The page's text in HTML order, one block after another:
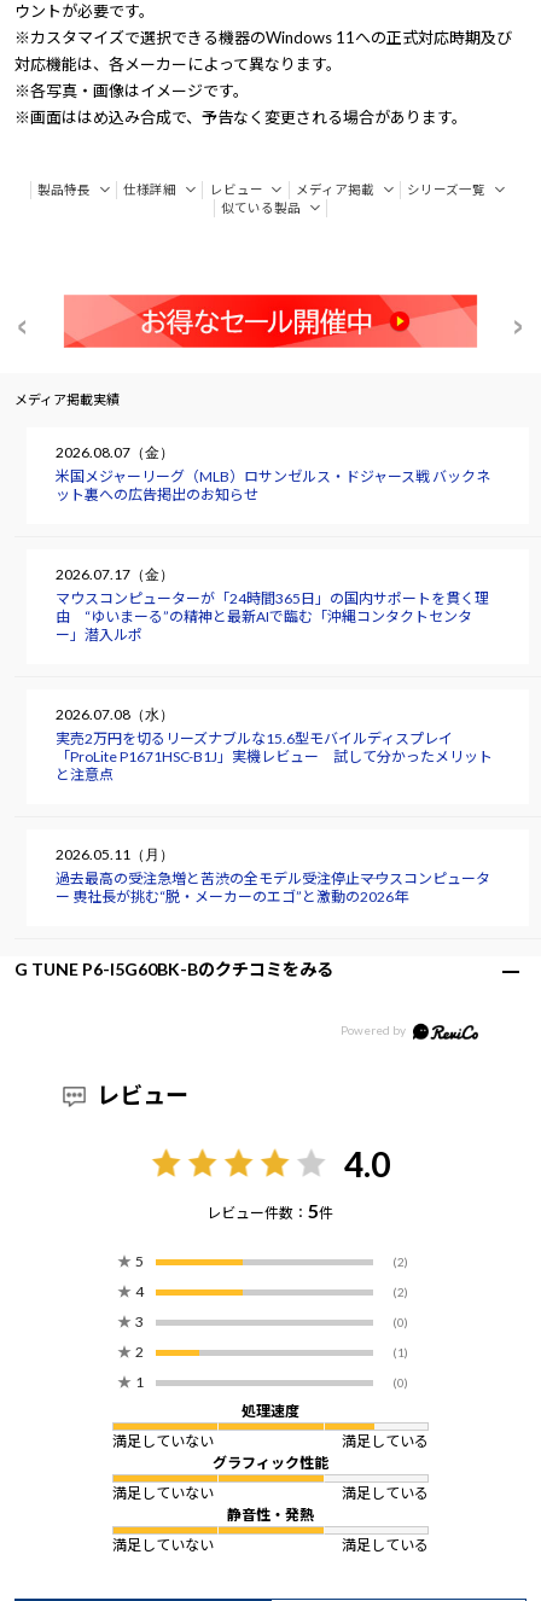
ウントが必要です。
※カスタマイズで選択できる機器のWindows 11への正式対応時期及び
対応機能は、各メーカーによって異なります。
※各写真・画像はイメージです。
※画面ははめ込み合成で、予告なく変更される場合があります。
製品特長 仕様詳細 レビュー メディア掲載
シリーズ一覧
似ている製品
メディア掲載実績
2026.08.07（金）
米国メジャーリーグ（MLB）ロサンゼルス・ドジャース戦 バックネ
ット裏への広告掲出のお知らせ
2026.07.17（金）
マウスコンピューターが「24時間365日」の国内サポートを貫く理
由 “ゆいまーる”の精神と最新AIで臨む「沖縄コンタクトセンタ
ー」潜入ルポ
2026.07.08（水）
実売2万円を切るリーズナブルな15.6型モバイルディスプレイ
「ProLite P1671HSC-B1J」実機レビュー 試して分かったメリット
と注意点
2026.05.11（月）
過去最高の受注急増と苦渋の全モデル受注停止――マウスコンピュータ
ー 軣社長が挑む“脱・メーカーのエゴ”と激動の2026年
G TUNE P6-I5G60BK-Bのクチコミをみる
レビュー
4.0
レビュー件数：5件
★ 5 (2)
★ 4 (2)
★ 3 (0)
★ 2 (1)
★ 1 (0)
処理速度
満足していない
満足している
グラフィック性能
満足していない
満足している
静音性・発熱
満足していない
満足している